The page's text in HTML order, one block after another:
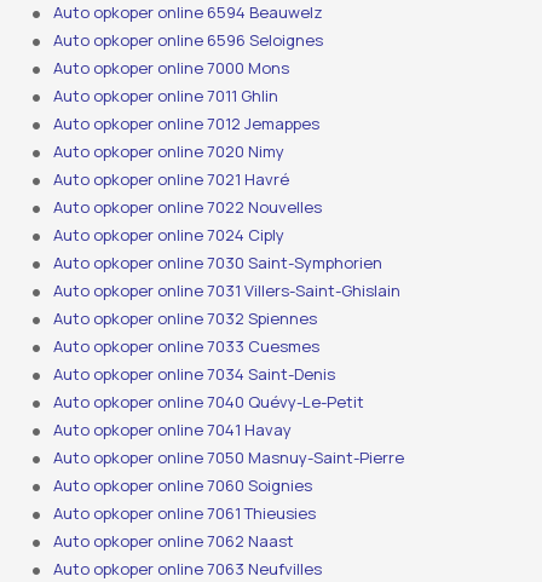
Auto opkoper online 6594 Beauwelz
Auto opkoper online 6596 Seloignes
Auto opkoper online 7000 Mons
Auto opkoper online 7011 Ghlin
Auto opkoper online 7012 Jemappes
Auto opkoper online 7020 Nimy
Auto opkoper online 7021 Havré
Auto opkoper online 7022 Nouvelles
Auto opkoper online 7024 Ciply
Auto opkoper online 7030 Saint-Symphorien
Auto opkoper online 7031 Villers-Saint-Ghislain
Auto opkoper online 7032 Spiennes
Auto opkoper online 7033 Cuesmes
Auto opkoper online 7034 Saint-Denis
Auto opkoper online 7040 Quévy-Le-Petit
Auto opkoper online 7041 Havay
Auto opkoper online 7050 Masnuy-Saint-Pierre
Auto opkoper online 7060 Soignies
Auto opkoper online 7061 Thieusies
Auto opkoper online 7062 Naast
Auto opkoper online 7063 Neufvilles